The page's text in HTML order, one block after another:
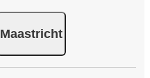
Maastricht